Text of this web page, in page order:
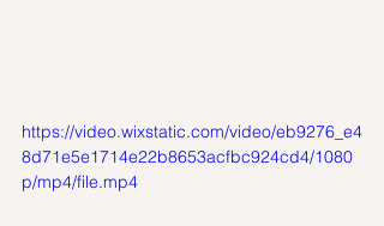
https://video.wixstatic.com/video/eb9276_e4
8d71e5e1714e22b8653acfbc924cd4/1080
p/mp4/file.mp4